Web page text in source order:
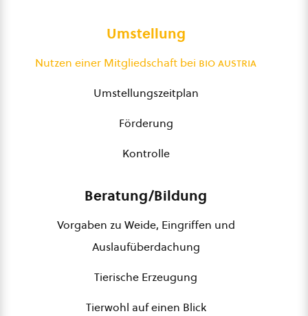
Umstellung
Nutzen einer Mitgliedschaft bei bio austria
Umstellungszeitplan
Förderung
Kontrolle
Beratung/Bildung
Vorgaben zu Weide, Eingriffen und
Auslaufüberdachung
Tierische Erzeugung
Tierwohl auf einen Blick